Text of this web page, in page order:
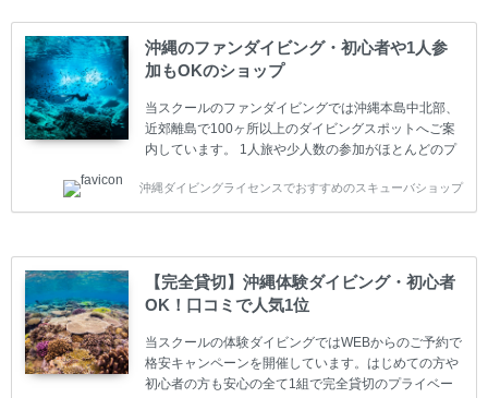
は年間を通じてキャンペーンを行っています。 ベーシ
ックダイバー(Cカード) 1日間+eラーニング 最安値キ
ャンペーン ￥22800(税込) ￥16800(税込) 器材 / 送
迎 / 保険 / 全て込み ダイビング...
沖縄のファンダイビング・初心者や1人参
加もOKのショップ
当スクールのファンダイビングでは沖縄本島中北部、
近郊離島で100ヶ所以上のダイビングスポットへご案
内しています。 1人旅や少人数の参加がほとんどのプ
の方も安心して楽しめるようにリフレッシュダイビン
グコースもご用意しています。お1人様も初心者の方
ーター様はファンダイビングの全てのコース費が
10%OFF、フル器材レンタルが50%OFFになります。
沖縄本島周辺ビーチ・ファンダイビング ￥13800(税
込)【 2ビーチ 】 ウエイト / タンク / 送迎...
沖縄ダイビングライセンスでおすすめのスキューバショップ
【完全貸切】沖縄体験ダイビング・初心者
OK！口コミで人気1位
当スクールの体験ダイビングではWEBからのご予約で
格安キャンペーンを開催しています。はじめての方や
初心者の方も安心の全て1組で完全貸切のプライベー